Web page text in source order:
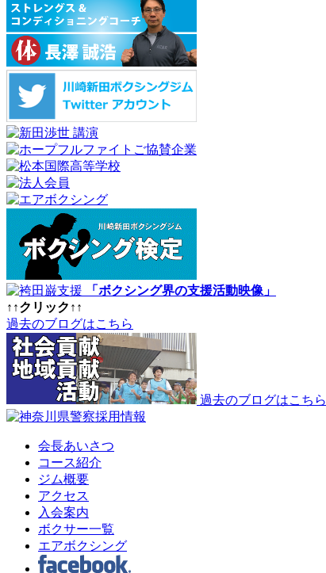
「ボクシング界の支援活動映像」
↑↑クリック↑↑
過去のブログはこちら
過去のブログはこちら
会長あいさつ
コース紹介
ジム概要
アクセス
入会案内
ボクサー一覧
エアボクシング